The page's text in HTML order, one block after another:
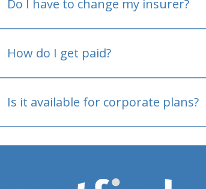
Do I have to change my insurer?
How do I get paid?
Is it available for corporate plans?